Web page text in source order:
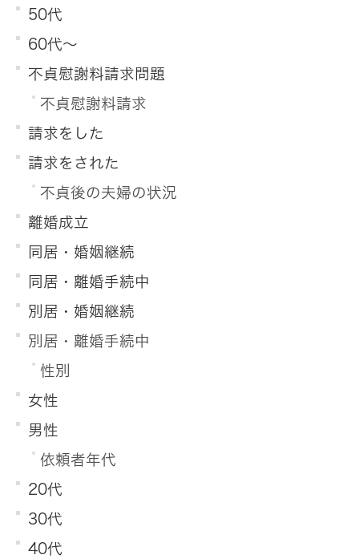
50代
60代～
不貞慰謝料請求問題
不貞慰謝料請求
請求をした
請求をされた
不貞後の夫婦の状況
離婚成立
同居・婚姻継続
同居・離婚手続中
別居・婚姻継続
別居・離婚手続中
性別
女性
男性
依頼者年代
20代
30代
40代